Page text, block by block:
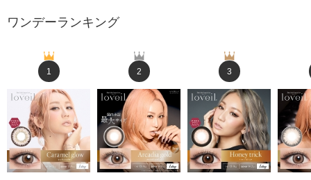
ワンデーランキング
1 2 3